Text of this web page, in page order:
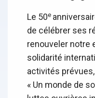
Le 50e
de célébrer ses
renouveler notre
solidarité
activités
« Un monde de